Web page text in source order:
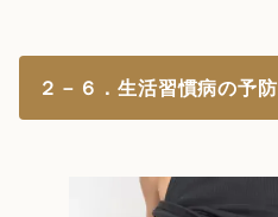
２－６．生活習慣病の予防